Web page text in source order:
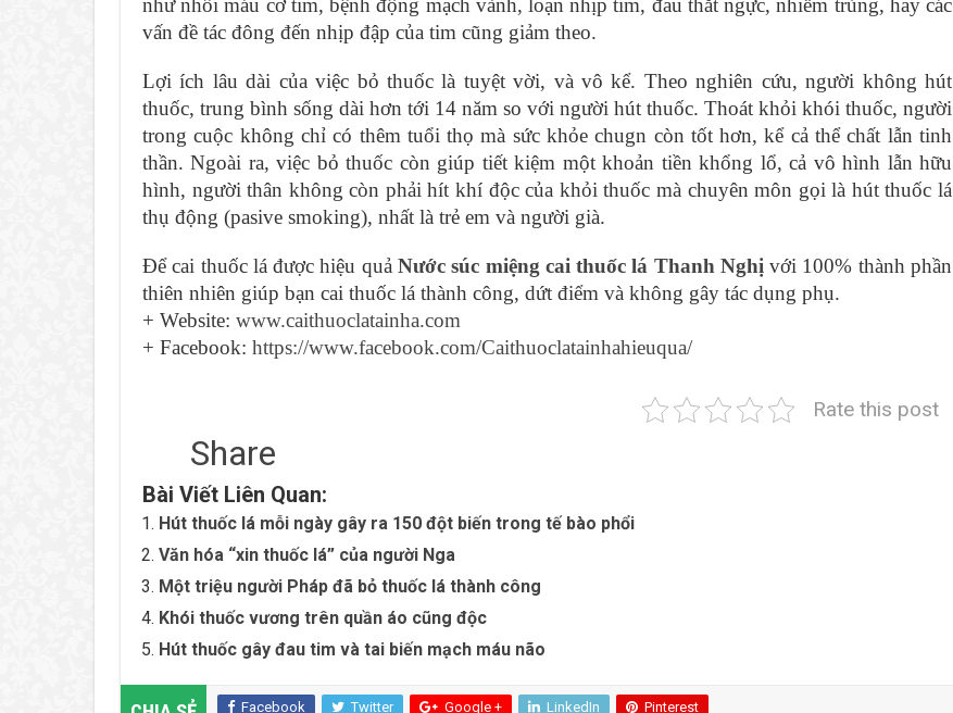
vấn đề tác đông đến nhịp đập của tim cũng giảm theo.
Lợi ích lâu dài của việc bỏ thuốc là tuyệt vời, và vô kể. Theo nghiên cứu, người không hút
thuốc, trung bình sống dài hơn tới 14 năm so với người hút thuốc. Thoát khỏi khói thuốc, người
trong cuộc không chỉ có thêm tuổi thọ mà sức khỏe chugn còn tốt hơn, kể cả thể chất lẫn tinh
thần. Ngoài ra, việc bỏ thuốc còn giúp tiết kiệm một khoản tiền khổng lổ, cả vô hình lẫn hữu
hình, người thân không còn phải hít khí độc của khỏi thuốc mà chuyên môn gọi là hút thuốc lá
thụ động (pasive smoking), nhất là trẻ em và người già.
Để cai thuốc lá được hiệu quả Nước súc miệng cai thuốc lá Thanh Nghị với 100% thành phần
thiên nhiên giúp bạn cai thuốc lá thành công, dứt điểm và không gây tác dụng phụ.
+ Website: www.caithuoclatainha.com
+ Facebook: https://www.facebook.com/Caithuoclatainhahieuqua/
Rate this post
Share
Bài Viết Liên Quan:
Hút thuốc lá mỗi ngày gây ra 150 đột biến trong tế bào phổi
Văn hóa “xin thuốc lá” của người Nga
Một triệu người Pháp đã bỏ thuốc lá thành công
Khói thuốc vương trên quần áo cũng độc
Hút thuốc gây đau tim và tai biến mạch máu não
Facebook Twitter Google + LinkedIn Pinterest